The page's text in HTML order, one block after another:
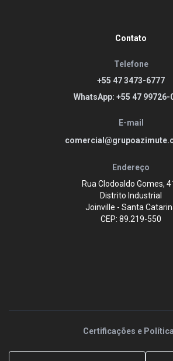
Contato
Telefone
+55 47 3473-6777
WhatsApp: +55 47 99726-
E-mail
Endereço
Rua Clodoaldo Gomes,
Distrito Industrial
Joinville - Santa
CEP: 89.219-550
Certificações e